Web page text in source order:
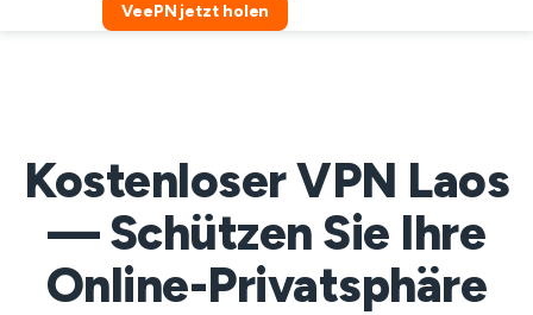
VeePN jetzt holen
Kostenloser VPN Laos
— Schützen Sie Ihre
Online-Privatsphäre